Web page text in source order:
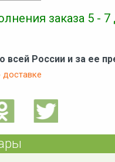
заказа 5 - 7
всей России и за ее